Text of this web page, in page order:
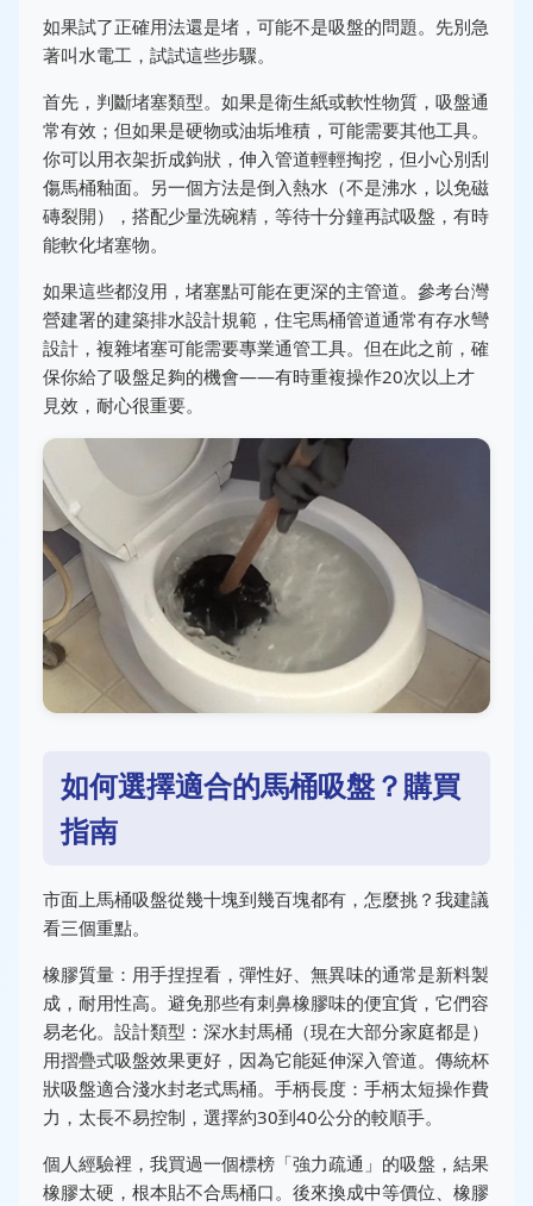
如果試了正確用法還是堵，可能不是吸盤的問題。先別急
著叫水電工，試試這些步驟。
首先，判斷堵塞類型。如果是衛生紙或軟性物質，吸盤通
常有效；但如果是硬物或油垢堆積，可能需要其他工具。
你可以用衣架折成鉤狀，伸入管道輕輕掏挖，但小心別刮
傷馬桶釉面。另一個方法是倒入熱水（不是沸水，以免磁
磚裂開），搭配少量洗碗精，等待十分鐘再試吸盤，有時
能軟化堵塞物。
如果這些都沒用，堵塞點可能在更深的主管道。參考台灣
營建署的建築排水設計規範，住宅馬桶管道通常有存水彎
設計，複雜堵塞可能需要專業通管工具。但在此之前，確
保你給了吸盤足夠的機會——有時重複操作20次以上才
見效，耐心很重要。
如何選擇適合的馬桶吸盤？購買
指南
市面上馬桶吸盤從幾十塊到幾百塊都有，怎麼挑？我建議
看三個重點。
橡膠質量：用手捏捏看，彈性好、無異味的通常是新料製
成，耐用性高。避免那些有刺鼻橡膠味的便宜貨，它們容
易老化。設計類型：深水封馬桶（現在大部分家庭都是）
用摺疊式吸盤效果更好，因為它能延伸深入管道。傳統杯
狀吸盤適合淺水封老式馬桶。手柄長度：手柄太短操作費
力，太長不易控制，選擇約30到40公分的較順手。
個人經驗裡，我買過一個標榜「強力疏通」的吸盤，結果
橡膠太硬，根本貼不合馬桶口。後來換成中等價位、橡膠